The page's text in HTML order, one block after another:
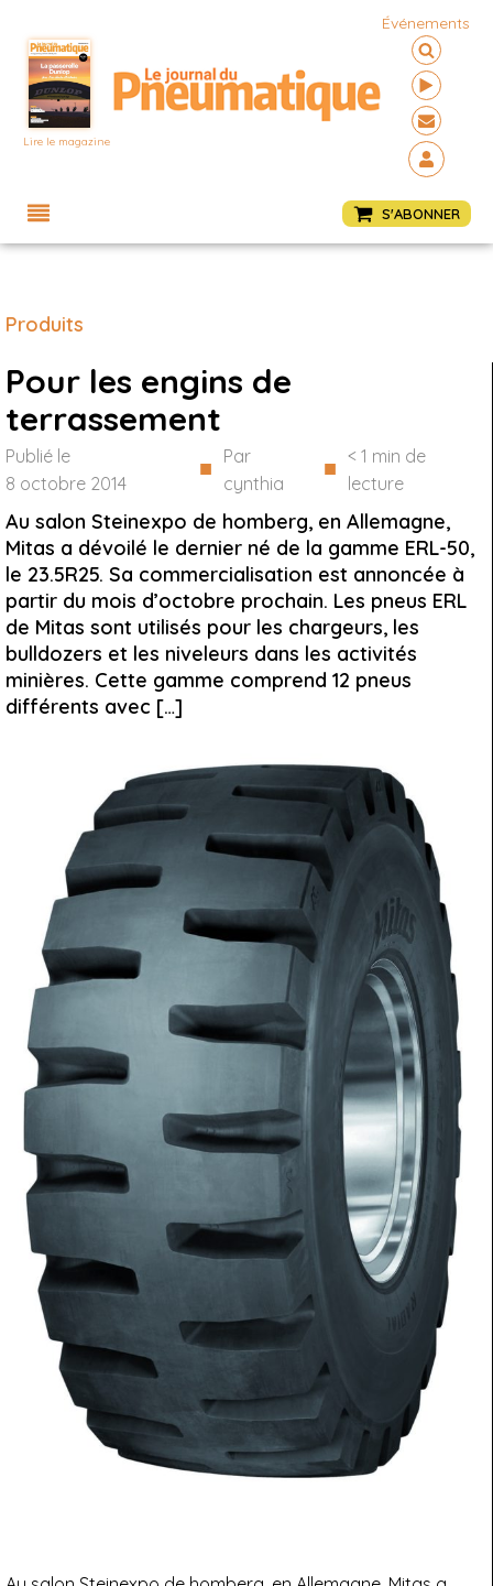
Lire le magazine
Événements
S'ABONNER
Produits
Pour les engins de
terrassement
Publié le
8 octobre 2014
■ Par
cynthia
■ < 1 min de
lecture
Au salon Steinexpo de homberg, en Allemagne,
Mitas a dévoilé le dernier né de la gamme ERL-50,
le 23.5R25. Sa commercialisation est annoncée à
partir du mois d’octobre prochain. Les pneus ERL
de Mitas sont utilisés pour les chargeurs, les
bulldozers et les niveleurs dans les activités
minières. Cette gamme comprend 12 pneus
différents avec […]